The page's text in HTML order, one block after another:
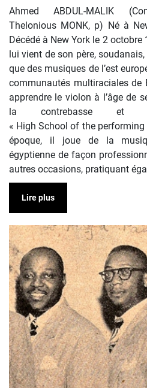
Ahmed ABDUL-MALIK
Thelonious MONK, p) Né à
Décédé à New York le 2
lui vient de son père,
que des musiques de l’est
communautés multiraciales de
apprendre le violon à l’âge de
la contrebasse
« High School of the performing
époque, il joue de la
égyptienne de façon
autres occasions, pratiquant
Lire plus